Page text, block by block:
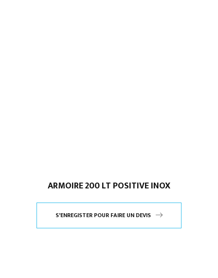
ARMOIRE 200 LT POSITIVE INOX
S'ENREGISTER POUR FAIRE UN DEVIS